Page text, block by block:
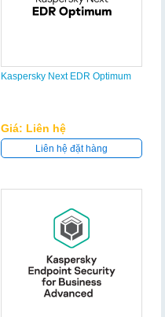
Kaspersky Next EDR Optimum
Giá: Liên hệ
Liên hệ đặt hàng